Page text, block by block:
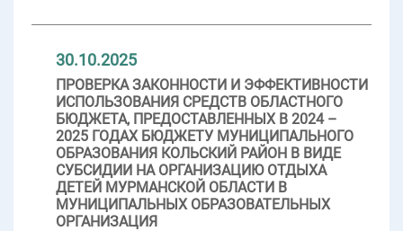
30.10.2025
ПРОВЕРКА ЗАКОННОСТИ И ЭФФЕКТИВНОСТИ
ИСПОЛЬЗОВАНИЯ СРЕДСТВ ОБЛАСТНОГО
БЮДЖЕТА, ПРЕДОСТАВЛЕННЫХ В 2024 –
2025 ГОДАХ БЮДЖЕТУ МУНИЦИПАЛЬНОГО
ОБРАЗОВАНИЯ КОЛЬСКИЙ РАЙОН В ВИДЕ
СУБСИДИИ НА ОРГАНИЗАЦИЮ ОТДЫХА
ДЕТЕЙ МУРМАНСКОЙ ОБЛАСТИ В
МУНИЦИПАЛЬНЫХ ОБРАЗОВАТЕЛЬНЫХ
ОРГАНИЗАЦИЯ